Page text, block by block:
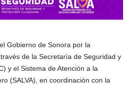
Gobierno de Sonora por la
de la Secretaría de Seguridad y
y el Sistema de Atención a la
(SALVA), en coordinación con la